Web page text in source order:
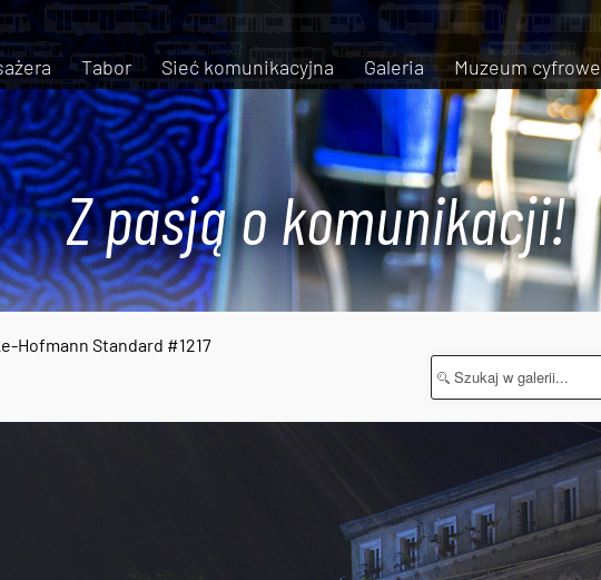
Tabor Sieć komunikacyjna Galeria Muzeum cyfrowe
Z pasją o komunikacji!
Hofmann Standard #1217